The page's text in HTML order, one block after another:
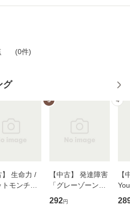
(0件)
グ
】 生命力 /
モンチー /
レコード
メール便送
3
【中古】 発達障害
「グレーゾーン」
その正しい理解と
克服法 (SB新書 57
292円
4
【
のが